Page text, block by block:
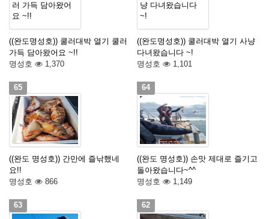
((완도명성호)) 쿨러대박 열기 쿨러
가득 담아왔어요 ~!!
명성호
1,370
((완도명성호)) 쿨러대박 열기 사냥
다녀왔습니다 ~!
명성호
1,101
65
((완도 명성호)) 간만에 즐낚했네
요!!
명성호
866
64
((완도 명성호)) 손맛 제대로 즐기고
돌아왔습니다~^^
명성호
1,149
63 62